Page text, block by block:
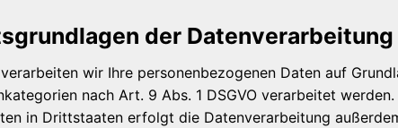
der
wir Ihre personenbezogenen Daten auf
nach Art. 9 Abs. 1 DSGVO verarbeitet
in Drittstaaten erfolgt die Datenverarbeitung